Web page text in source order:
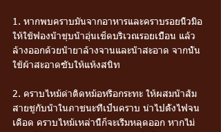
1. หากพบคราบมันจากอาหารและคราบรอยนิ้วมือ
ให้ใช้ฟองน้ำชุบน้ำอุ่นเช็ดบริเวณรอยเปื้อน แล้ว
ล้างออกด้วยน้ำยาล้างจานและน้ำสะอาด จากนั้น
ใช้ผ้าสะอาดซับให้แห้งสนิท
2. คราบไหม้ดำติดหม้อหรือกระทะ ให้ผสมน้ำส้ม
สายชูกับน้ำในภาชนะที่เป็นคราบ นำไปตั้งไฟจน
เดือด คราบไหม้เหล่านี้ก็จะเริ่มหลุดออก หากไม่